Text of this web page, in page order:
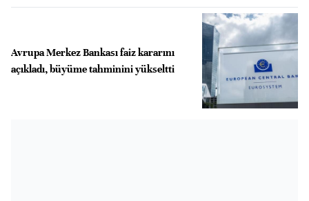
Avrupa Merkez Bankası faiz kararını
açıkladı, büyüme tahminini yükseltti